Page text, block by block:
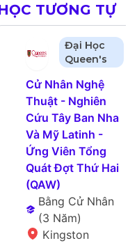
TƯƠNG TỰ
Đại Học
Queen's
Cử Nhân Nghệ
Thuật - Nghiên
Cứu Tây Ban Nha
Và Mỹ Latinh -
Ứng Viên Tổng
Quát Đợt Thứ Hai
(QAW)
Bằng Cử Nhân
(3 Năm)
Kingston